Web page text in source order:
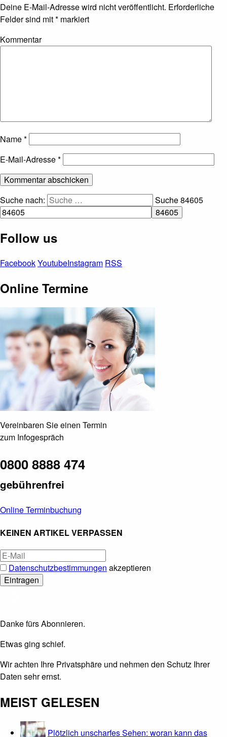
Deine E-Mail-Adresse wird nicht veröffentlicht. Erforderliche
Felder sind mit* markiert
Kommentar
Name*
E-Mail-Adresse*
Suche nach: Suche84605
Follow us
FacebookYoutubeInstagram RSS
Online Termine
Vereinbaren Sie einen Termin
zum Infogespräch
0800 8888 474
gebührenfrei
Online Terminbuchung
KEINEN ARTIKEL VERPASSEN
Datenschutzbestimmungen akzeptieren
Danke fürs Abonnieren.
Etwas ging schief.
Wir achten Ihre Privatsphäre und nehmen den Schutz Ihrer
Daten sehr ernst.
MEIST GELESEN
Plötzlich unscharfes Sehen: woran kann das